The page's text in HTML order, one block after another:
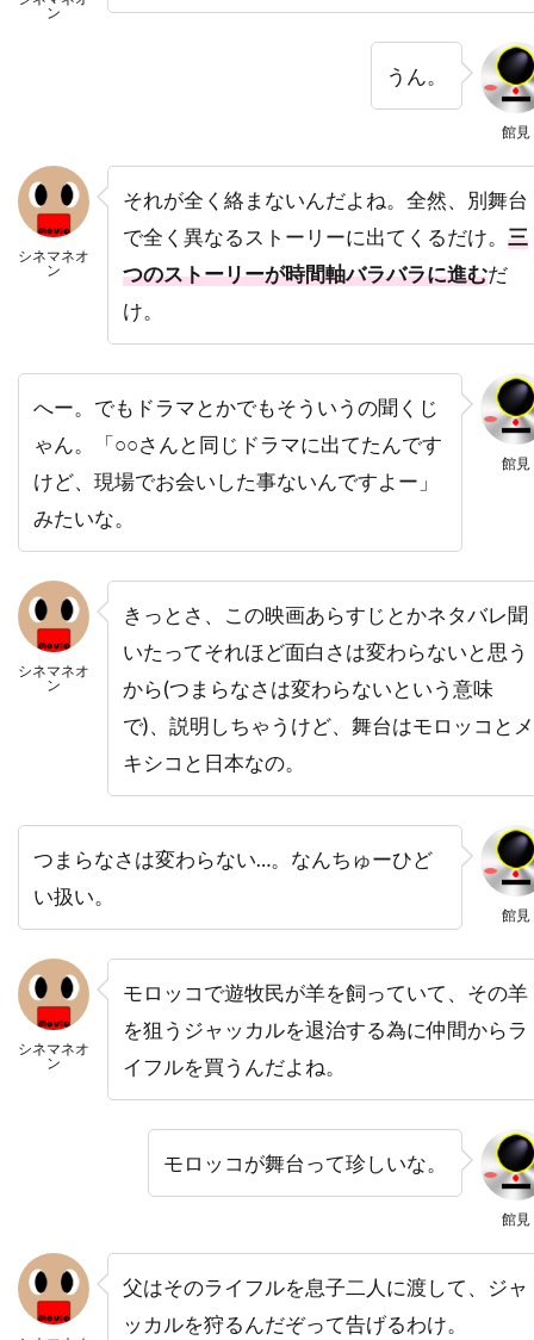
ドリームワークス
ドロシー・オーフィエロ
ドロテ・ブリエール・メリット
ドワイヤー・ブラウン
ドン・カルファ
ドン・シンプソン
ドン・リックルズ
ドーナル・グリーソン
ナイジェル・ウィロウビー
ナイジェル・ストック
ナサニエル・パーカー
ナサニエル・メカリー
ナタウット・キッティクン
ナタリー・キャナーデイ
ナチョ・ルイス・カピヤス
ナンシー・ウィルソン
ナンシー・オリバー
ナンシー・ジュヴォネン
ナンシー・レネハン
ニコライ・コスター＝ワルドー
ニコラス・ストーラー
ニコラス・デ・トス
ニコラス・ピレッジ
ニコラ・ジロー
ニコラ・デュヴァル・アダソフスキ
ニコラ・ピオヴァーニ
ニコレッタ・ブラスキ
ニッキー・グァダーニ
ニッキー・ブロンスキー
ニック・ウェクスラー
ニック・シェンク
ニック・ムーア
ニック・ラウド
ニック・ロッドウェル
ニュージャパンフィルム
ン
館見
うん。
シネマネオ
ン
それが全く絡まないんだよね。全然、別舞台
で全く異なるストーリーに出てくるだけ。 三
つのストーリーが時間軸バラバラに進むだ
け。
館見
へー。でもドラマとかでもそういうの聞くじ
ゃん。「○○さんと同じドラマに出てたんです
けど、現場でお会いした事ないんですよー」
みたいな。
シネマネオ
ン
きっとさ、この映画あらすじとかネタバレ聞
いたってそれほど面白さは変わらないと思う
から(つまらなさは変わらないという意味
で)、説明しちゃうけど、舞台はモロッコとメ
キシコと日本なの。
館見
つまらなさは変わらない…。なんちゅーひど
い扱い。
シネマネオ
ン
モロッコで遊牧民が羊を飼っていて、その羊
を狙うジャッカルを退治する為に仲間からラ
イフルを買うんだよね。
館見
モロッコが舞台って珍しいな。
父はそのライフルを息子二人に渡して、ジャ
ッカルを狩るんだぞって告げるわけ。